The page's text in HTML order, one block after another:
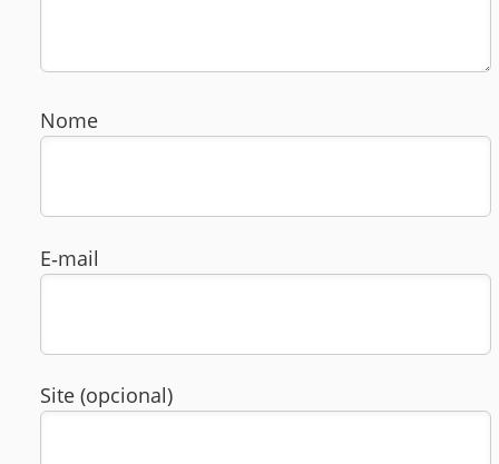
Nome
E‑mail
Site (opcional)